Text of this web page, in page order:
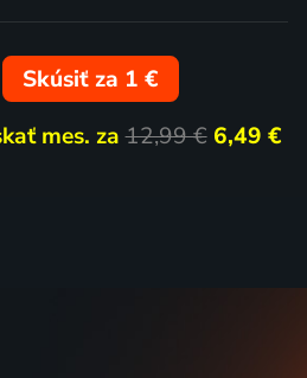
Skúsiť za 1 €
mes. za12,99 € 6,49 €